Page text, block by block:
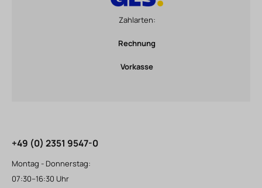
Zahlarten:
Rechnung
Vorkasse
+49 (0) 2351 9547-0
Montag - Donnerstag:
07:30–16:30 Uhr